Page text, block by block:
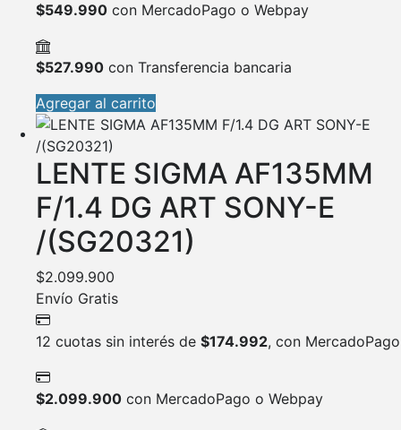
$549.990 con MercadoPago o Webpay
$527.990 con Transferencia bancaria
Agregar al carrito
LENTE SIGMA AF135MM
F/1.4 DG ART SONY-E
/(SG20321)
$2.099.900
Envío Gratis
12 cuotas sin interés de $174.992, con MercadoPago
$2.099.900 con MercadoPago o Webpay